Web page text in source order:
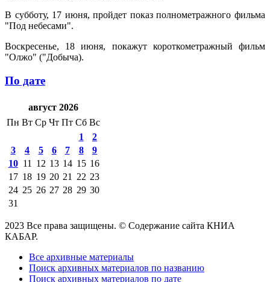
В субботу, 17 июня, пройдет показ полнометражного фильма
"Под небесами".
Воскресенье, 18 июня, покажут короткометражный фильм
"Олжо" ("Добыча).
По дате
август 2026
Пн Вт Ср Чт Пт Сб Вс
1
2
3
4 5 6 7 8
9
10 11 12 13 14 15 16
17 18 19 20 21 22 23
24 25 26 27 28 29 30
31
2023 Все права защищены. © Содержание сайта КНИА
КАБАР.
Все архивные материалы
Поиск архивных материалов по названию
Поиск архивных материалов по дате